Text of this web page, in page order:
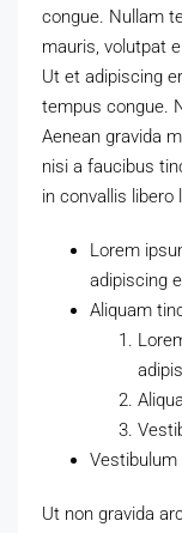
congue. Nullam
mauris, volutpat
Ut et adipiscing
tempus congue.
Aenean gravida
nisi a faucibus
in convallis libero
Lorem
adipiscing
Aliquam
Vestibulum
Ut non gravida